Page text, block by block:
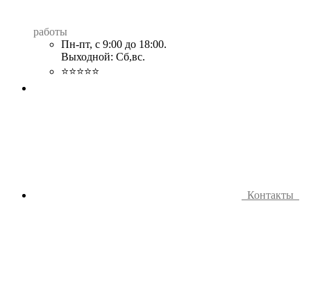
работы
Пн-пт, с 9:00 до 18:00.
Выходной: Сб,вс.
⭐⭐⭐⭐⭐
Контакты